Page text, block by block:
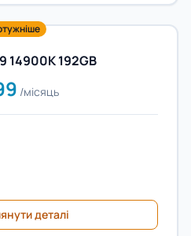
14900K 192GB
/місяць
деталі